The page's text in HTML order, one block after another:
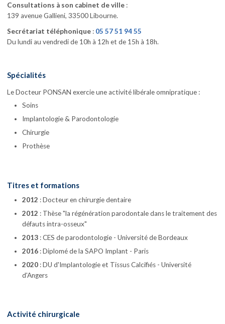
Consultations à son cabinet de ville:
139 avenue Gallieni, 33500 Libourne.
Secrétariat téléphonique: 05 57 51 94 55
Du lundi au vendredi de 10h à 12h et de 15h à 18h.
Spécialités
Le Docteur PONSAN exercie une activité libérale omnipratique :
Soins
Implantologie & Parodontologie
Chirurgie
Prothèse
Titres et formations
2012 : Docteur en chirurgie dentaire
2012 : Thèse "la régénération parodontale dans le traitement des
défauts intra-osseux"
2013: CES de parodontologie - Université de Bordeaux
2016: Diplomé de la SAPO Implant - Paris
2020: DU d'Implantologie et Tissus Calcifiés - Université
d'Angers
Activité chirurgicale